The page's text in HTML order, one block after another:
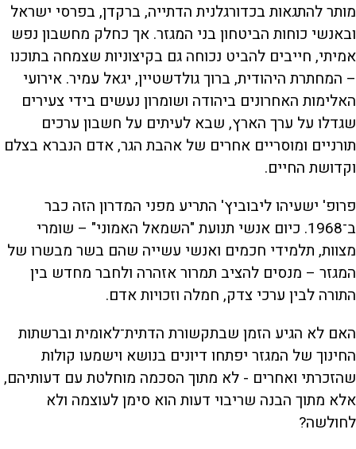
מותר להתגאות בכדורגלנית הדתייה, ברקדן, בפרסי ישראל
ובאנשי כוחות הביטחון בני המגזר. אך כחלק מחשבון נפש
אמיתי, חייבים להביט נכוחה גם בקיצוניות שצמחה בתוכנו
– המחתרת היהודית, ברוך גולדשטיין, יגאל עמיר. אירועי
האלימות האחרונים ביהודה ושומרון נעשים בידי צעירים
שגדלו על ערך הארץ, שבא לעיתים על חשבון ערכים
תורניים ומוסריים אחרים של אהבת הגר, אדם הנברא בצלם
וקדושת החיים.
פרופ' ישעיהו ליבוביץ' התריע מפני המדרון הזה כבר
ב־1968. כיום אנשי תנועת "השמאל האמוני" – שומרי
מצוות, תלמידי חכמים ואנשי עשייה שהם בשר מבשרו של
המגזר – מנסים להציב תמרור אזהרה ולחבר מחדש בין
התורה לבין ערכי צדק, חמלה וזכויות אדם.
האם לא הגיע הזמן שבתקשורת הדתית־לאומית וברשתות
החינוך של המגזר יפתחו דיונים בנושא וישמעו קולות
שהזכרתי ואחרים - לא מתוך הסכמה מוחלטת עם דעותיהם,
אלא מתוך הבנה שריבוי דעות הוא סימן לעוצמה ולא
לחולשה?